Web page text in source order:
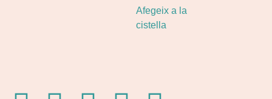
Afegeix a la
cistella